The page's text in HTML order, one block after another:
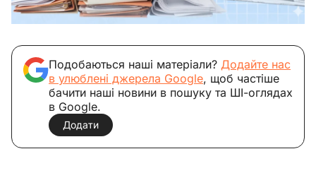
Подобаються наші матеріали? Додайте нас
в улюблені джерела Google, щоб частіше
бачити наші новини в пошуку та ШІ-оглядах
в Google.
Додати